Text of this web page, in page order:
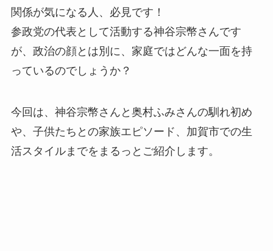
関係が気になる人、必見です！
参政党の代表として活動する神谷宗幣さんです
が、政治の顔とは別に、家庭ではどんな一面を持
っているのでしょうか？
今回は、神谷宗幣さんと奥村ふみさんの馴れ初め
や、子供たちとの家族エピソード、加賀市での生
活スタイルまでをまるっとご紹介します。